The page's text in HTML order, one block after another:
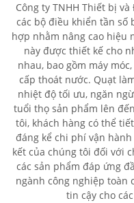
Công ty TNHH Thiết bị
các bộ điều khiển tần số
hợp nhằm nâng cao hiệu
này được thiết kế cho
nhau, bao gồm máy
cấp thoát nước. Quạt
nhiệt độ tối ưu, ngăn
tuổi thọ sản phẩm lên
tôi, khách hàng có thể
đáng kể chi phí vận
kết của chúng tôi đối với
các sản phẩm đáp ứng
ngành công nghiệp toàn
tin cậy cho